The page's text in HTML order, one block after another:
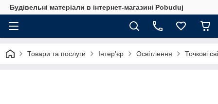
Будівельні матеріали в інтернет-магазині Pobuduj
Товари та послуги Інтер'єр Освітлення Точкові